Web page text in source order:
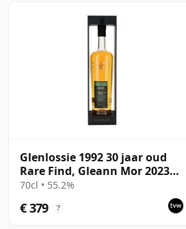
Glenlossie 1992 30 jaar oud
Rare Find, Gleann Mor 2023
Bottling - Single Cask 3501
70cl • 55.2%
€ 379 ?